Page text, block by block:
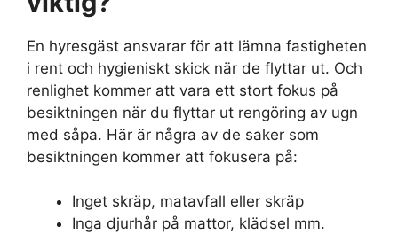
En hyresgäst ansvarar för att lämna fastigheten
i rent och hygieniskt skick när de flyttar ut. Och
renlighet kommer att vara ett stort fokus på
besiktningen när du flyttar ut rengöring av ugn
med såpa. Här är några av de saker som
besiktningen kommer att fokusera på:
Inget skräp, matavfall eller skräp
Inga djurhår på mattor, klädsel mm.